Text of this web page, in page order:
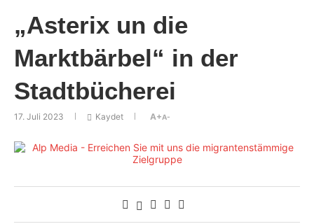
„Asterix un die
Marktbärbel“ in der
Stadtbücherei
17. Juli 2023 Kaydet A+A-